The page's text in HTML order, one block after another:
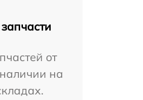
от
на